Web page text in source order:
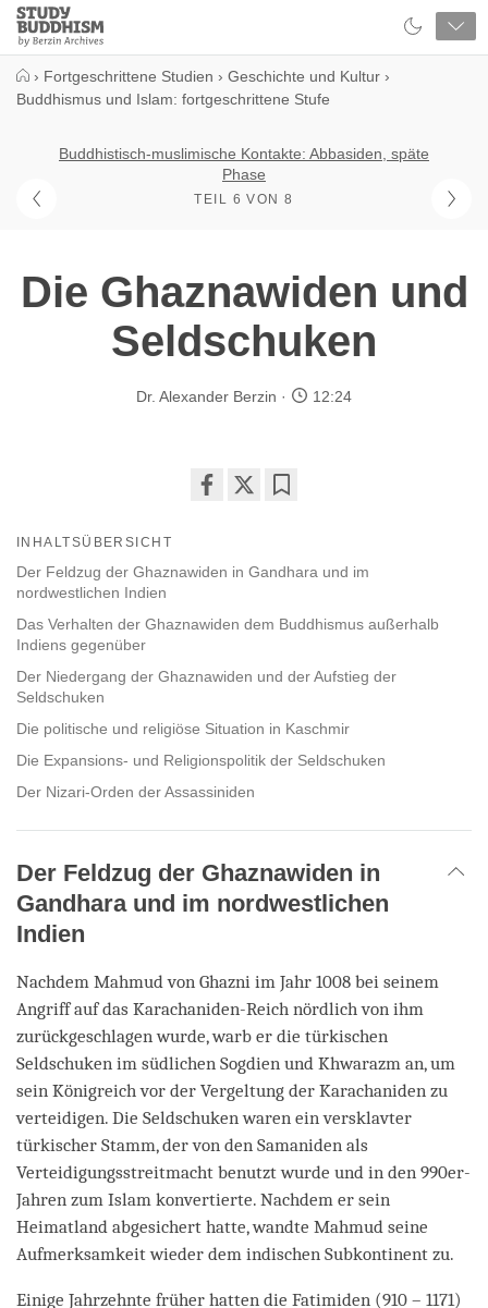
Close
Study
Buddhism
› Fortgeschrittene Studien › Geschichte und Kultur ›
Buddhismus und Islam: fortgeschrittene Stufe
Buddhistisch-muslimische Kontakte: Abbasiden, späte
Phase
TEIL 6 VON 8
Die Ghaznawiden und
Seldschuken
Dr. Alexander Berzin 12:24
facebook
INHALTSÜBERSICHT
Der Feldzug der Ghaznawiden in Gandhara und im
nordwestlichen Indien
Das Verhalten der Ghaznawiden dem Buddhismus außerhalb
Indiens gegenüber
Der Niedergang der Ghaznawiden und der Aufstieg der
Seldschuken
Die politische und religiöse Situation in Kaschmir
Die Expansions- und Religionspolitik der Seldschuken
Der Nizari-Orden der Assassiniden
Der Feldzug der Ghaznawiden in
Gandhara und im nordwestlichen
Indien
Nachdem Mahmud von Ghazni im Jahr 1008 bei seinem
Angriff auf das Karachaniden-Reich nördlich von ihm
zurückgeschlagen wurde, warb er die türkischen
Seldschuken im südlichen Sogdien und Khwarazm an, um
sein Königreich vor der Vergeltung der Karachaniden zu
verteidigen. Die Seldschuken waren ein versklavter
türkischer Stamm, der von den Samaniden als
Verteidigungsstreitmacht benutzt wurde und in den 990er-
Jahren zum Islam konvertierte. Nachdem er sein
Heimatland abgesichert hatte, wandte Mahmud seine
Aufmerksamkeit wieder dem indischen Subkontinent zu.
Einige Jahrzehnte früher hatten die Fatimiden (910 – 1171)